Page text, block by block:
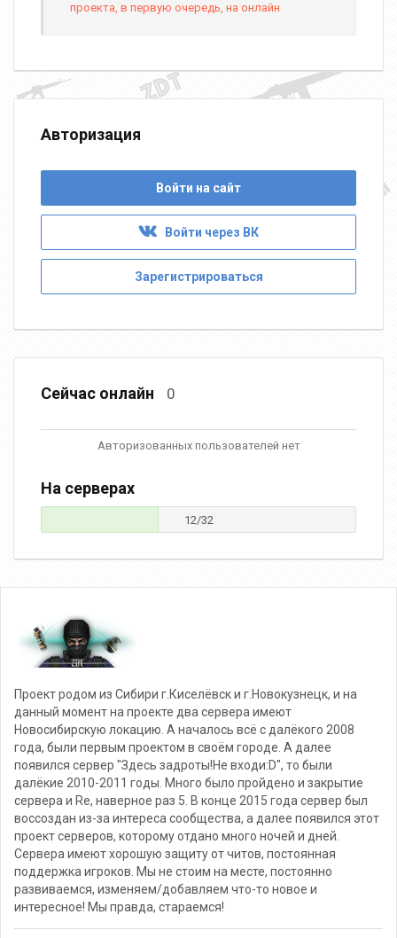
проекта, в первую очередь, на онлайн
Авторизация
Войти на сайт
Войти через ВК
Зарегистрироваться
Сейчас онлайн 0
Авторизованных пользователей нет
На серверах
12/32
Проект родом из Сибири г.Киселёвск и г.Новокузнецк, и на
данный момент на проекте два сервера имеют
Новосибирскую локацию. А началось всё с далёкого 2008
года, были первым проектом в своём городе. А далее
появился сервер "Здесь задроты!Не входи:D", то были
далёкие 2010-2011 годы. Много было пройдено и закрытие
сервера и Re, наверное раз 5. В конце 2015 года сервер был
воссоздан из-за интереса сообщества, а далее появился этот
проект серверов, которому отдано много ночей и дней.
Сервера имеют хорошую защиту от читов, постоянная
поддержка игроков. Мы не стоим на месте, постоянно
развиваемся, изменяем/добавляем что-то новое и
интересное! Мы правда, стараемся!